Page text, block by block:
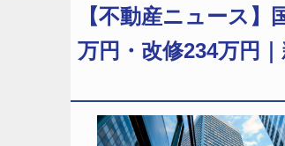
【不動産ニュース
万円・改修234万円